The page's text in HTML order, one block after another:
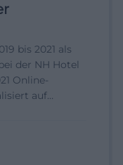
bis 2021 als
der NH Hotel
Online-
auf